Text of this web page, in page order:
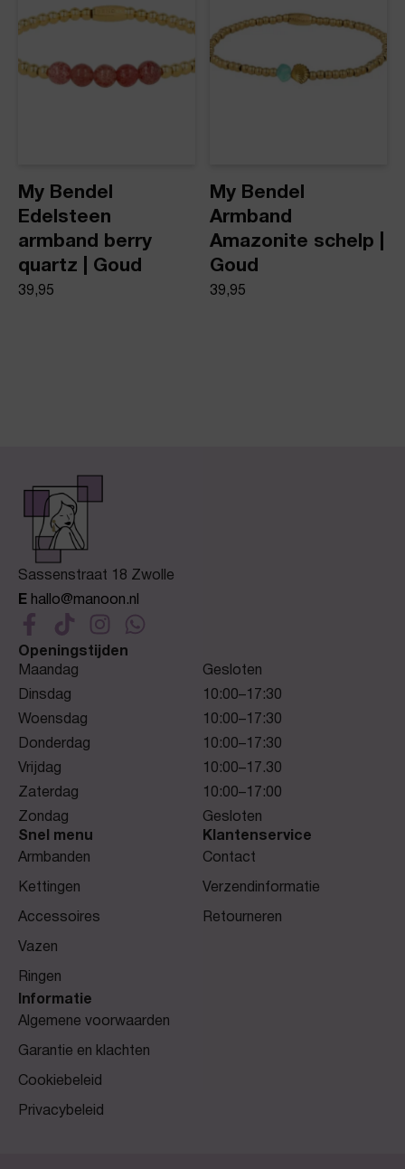
My Bendel
Edelsteen
armband berry
quartz | Goud
39,95
My Bendel
Armband
Amazonite schelp |
Goud
39,95
Sassenstraat 18 Zwolle
E hallo@manoon.nl
Openingstijden
Maandag
Gesloten
Dinsdag
10:00–17:30
Woensdag
10:00–17:30
Donderdag
10:00–17:30
Vrijdag
10:00–17.30
Zaterdag
10:00–17:00
Zondag
Gesloten
Snel menu
Armbanden
Kettingen
Accessoires
Vazen
Ringen
Klantenservice
Contact
Verzendinformatie
Retourneren
Informatie
Algemene voorwaarden
Garantie en klachten
Cookiebeleid
Privacybeleid